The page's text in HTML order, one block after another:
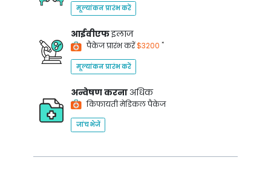
मूल्यांकन प्रारंभ करें
आईवीएफइलाज
पैकेज प्रारंभ करें$3200 *
मूल्यांकन प्रारंभ करें
अन्वेषण करना अधिक
किफायती मेडिकल पैकेज
जांच भेजें